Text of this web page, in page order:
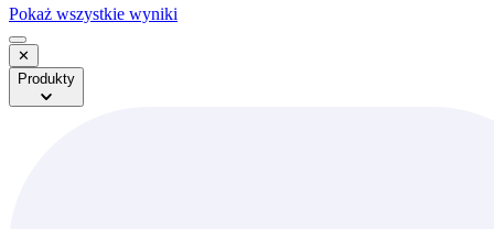
Pokaż wszystkie wyniki
✕
Produkty